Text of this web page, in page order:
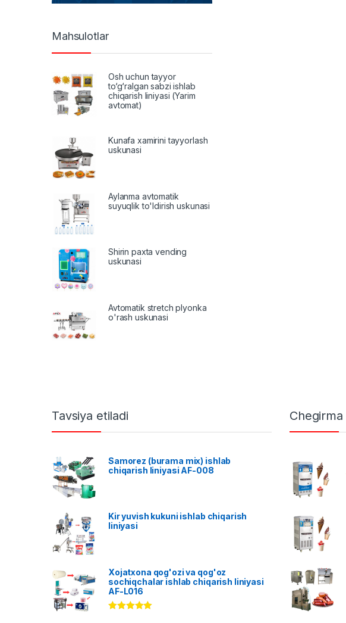
Mahsulotlar
Osh uchun tayyor
to‘g‘ralgan sabzi ishlab
chiqarish liniyasi (Yarim
avtomat)
Kunafa xamirini tayyorlash
uskunasi
Aylanma avtomatik
suyuqlik to'ldirish uskunasi
Shirin paxta vending
uskunasi
Avtomatik stretch plyonka
o'rash uskunasi
Tavsiya etiladi
Samorez (burama mix) ishlab
chiqarish liniyasi AF-008
Kir yuvish kukuni ishlab chiqarish
liniyasi
Xojatxona qog'ozi va qog'oz
sochiqchalar ishlab chiqarish liniyasi
AF-L016
Chegirma